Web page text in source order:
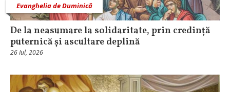
Evanghelia de Duminică
De la neasumare la solidaritate, prin credință
puternică și ascultare deplină
26 Iul, 2026